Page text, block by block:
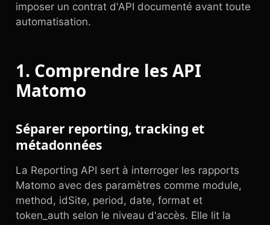
imposer un contrat d'API documenté avant toute
automatisation.
1. Comprendre les API
Matomo
Séparer reporting, tracking et
métadonnées
La Reporting API sert à interroger les rapports
Matomo avec des paramètres comme module,
method, idSite, period, date, format et
token_auth selon le niveau d'accès. Elle lit la